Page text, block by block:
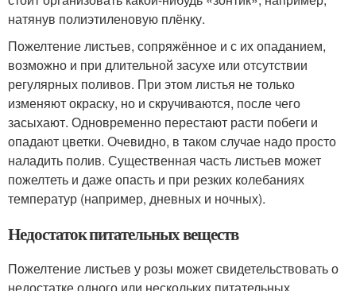
натянув полиэтиленовую плёнку.
Пожелтение листьев, сопряжённое и с их опаданием,
возможно и при длительной засухе или отсутствии
регулярных поливов. При этом листья не только
изменяют окраску, но и скручиваются, после чего
засыхают. Одновременно перестают расти побеги и
опадают цветки. Очевидно, в таком случае надо просто
наладить полив. Существенная часть листьев может
пожелтеть и даже опасть и при резких колебаниях
температур (например, дневных и ночных).
Недостаток питательных веществ
Пожелтение листьев у розы может свидетельствовать о